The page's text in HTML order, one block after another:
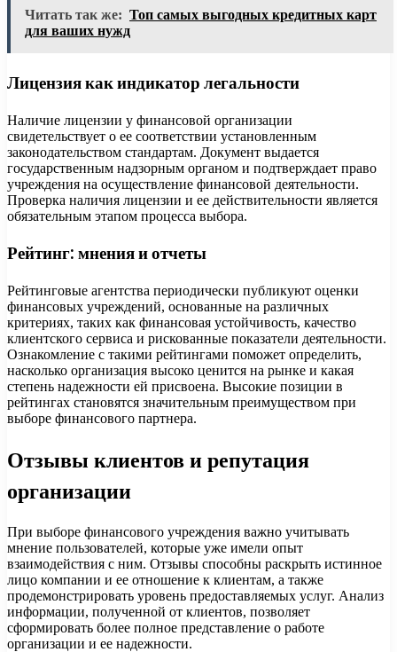
Читать так же: Топ самых выгодных кредитных карт
для ваших нужд
Лицензия как индикатор легальности
Наличие лицензии у финансовой организации
свидетельствует о ее соответствии установленным
законодательством стандартам. Документ выдается
государственным надзорным органом и подтверждает право
учреждения на осуществление финансовой деятельности.
Проверка наличия лицензии и ее действительности является
обязательным этапом процесса выбора.
Рейтинг: мнения и отчеты
Рейтинговые агентства периодически публикуют оценки
финансовых учреждений, основанные на различных
критериях, таких как финансовая устойчивость, качество
клиентского сервиса и рискованные показатели деятельности.
Ознакомление с такими рейтингами поможет определить,
насколько организация высоко ценится на рынке и какая
степень надежности ей присвоена. Высокие позиции в
рейтингах становятся значительным преимуществом при
выборе финансового партнера.
Отзывы клиентов и репутация
организации
При выборе финансового учреждения важно учитывать
мнение пользователей, которые уже имели опыт
взаимодействия с ним. Отзывы способны раскрыть истинное
лицо компании и ее отношение к клиентам, а также
продемонстрировать уровень предоставляемых услуг. Анализ
информации, полученной от клиентов, позволяет
сформировать более полное представление о работе
организации и ее надежности.